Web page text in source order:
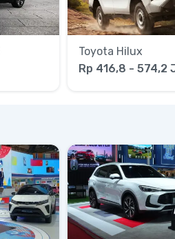
Toyota Hilux
Rp 416,8 - 574,2